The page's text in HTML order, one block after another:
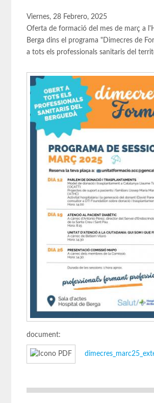
Viernes, 28 Febrero, 2025
Oferta de formació del mes de març a
Berga dins el programa "Dimecres de
a tots els professionals sanitaris del
document: